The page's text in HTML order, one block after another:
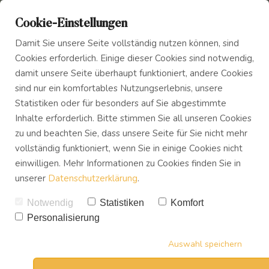
Diese Fortbildung richtet sich
an alle Pflegefachkräfte,
Lehrer*innen, Pädagog*innen
und Erzieher*innen und
Mitarbeiter*innen von
Unternehmen, die lernen
Cookie-Einstellungen
Damit Sie unsere Seite vollständig nutzen können, sind
Cookies erforderlich. Einige dieser Cookies sind notwendig,
damit unsere Seite überhaupt funktioniert, andere Cookies
sind nur ein komfortables Nutzungserlebnis, unsere
Statistiken oder für besonders auf Sie abgestimmte
Inhalte erforderlich. Bitte stimmen Sie all unseren Cookies
zu und beachten Sie, dass unsere Seite für Sie nicht mehr
vollständig funktioniert, wenn Sie in einige Cookies nicht
einwilligen. Mehr Informationen zu Cookies finden Sie in
unserer Datenschutzerklärung.
Notwendig Statistiken
Komfort
Personalisierung
Auswahl speichern